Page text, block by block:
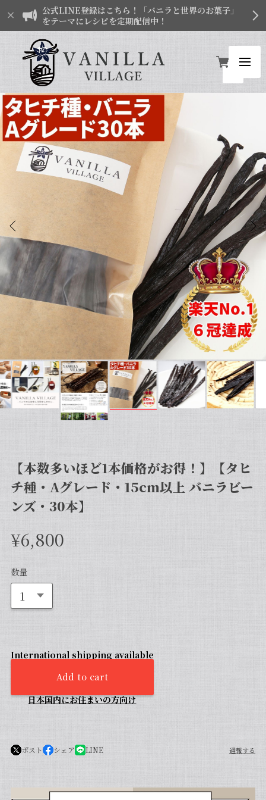
公式LINE登録はこちら！「バニラと世界のお菓子」
をテーマにレシピを定期配信中！
【本数多いほど1本価格がお得！】【タヒ
チ種・Aグレード・15cm以上 バニラビー
ンズ・30本】
¥6,800
数量
International shipping available
Add to cart
日本国内にお住まいの方向け
ポスト シェア LINE 通報する